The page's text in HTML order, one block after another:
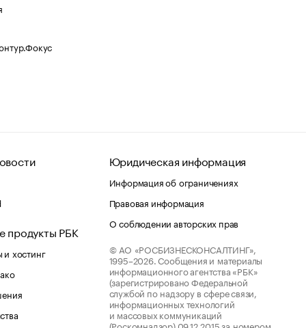
продукты РБК
хостинг
Юридическая информация
Информация об ограничениях
Правовая информация
О соблюдении авторских прав
© АО «РОСБИЗНЕСКОНСАЛТИНГ»,
1995–2026. Сообщения и материалы
информационного агентства «РБК»
(зарегистрировано Федеральной
службой по надзору в сфере связи,
информационных технологий
и массовых коммуникаций
(Роскомнадзор) 09.12.2015 за номером